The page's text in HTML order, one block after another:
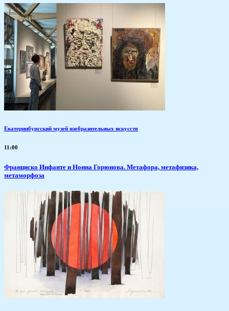
Екатеринбургский музей изобразительных искусств
11:00
Франциско Инфанте и Нонна Горюнова. Метафора, метафизика,
метаморфоза